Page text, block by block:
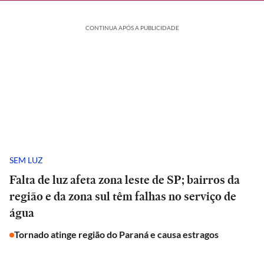
CONTINUA APÓS A PUBLICIDADE
SEM LUZ
Falta de luz afeta zona leste de SP; bairros da
região e da zona sul têm falhas no serviço de
água
Tornado atinge região do Paraná e causa estragos